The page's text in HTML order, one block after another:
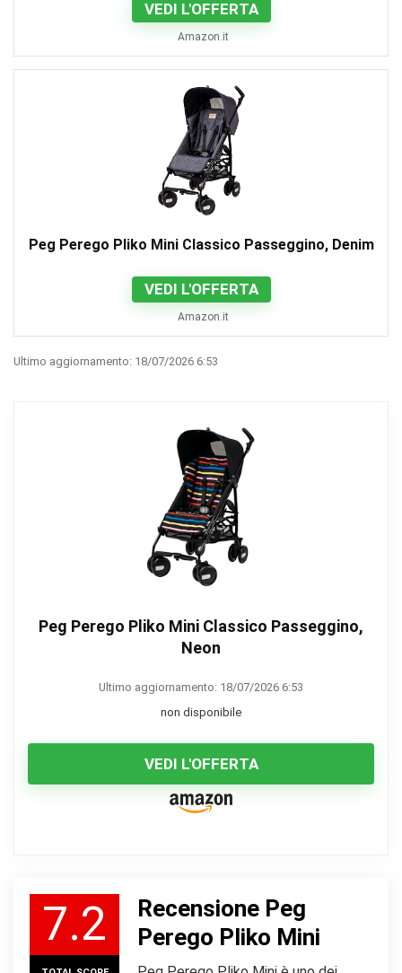
VEDI L'OFFERTA
Amazon.it
Peg Perego Pliko Mini Classico Passeggino, Denim
VEDI L'OFFERTA
Amazon.it
Ultimo aggiornamento: 18/07/2026 6:53
Peg Perego Pliko Mini Classico Passeggino,
Neon
Ultimo aggiornamento: 18/07/2026 6:53
non disponibile
VEDI L'OFFERTA
7.2
Recensione Peg
Perego Pliko Mini